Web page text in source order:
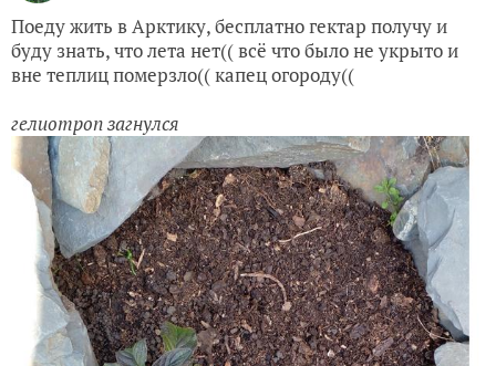
Поеду жить в Арктику, бесплатно гектар получу и
буду знать, что лета нет(( всё что было не укрыто и
вне теплиц померзло(( капец огороду((
гелиотроп загнулся